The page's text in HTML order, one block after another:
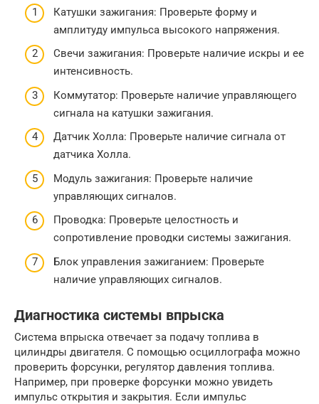
Катушки зажигания: Проверьте форму и
амплитуду импульса высокого напряжения.
Свечи зажигания: Проверьте наличие искры и ее
интенсивность.
Коммутатор: Проверьте наличие управляющего
сигнала на катушки зажигания.
Датчик Холла: Проверьте наличие сигнала от
датчика Холла.
Модуль зажигания: Проверьте наличие
управляющих сигналов.
Проводка: Проверьте целостность и
сопротивление проводки системы зажигания.
Блок управления зажиганием: Проверьте
наличие управляющих сигналов.
Диагностика системы впрыска
Система впрыска отвечает за подачу топлива в
цилиндры двигателя. С помощью осциллографа можно
проверить форсунки, регулятор давления топлива.
Например, при проверке форсунки можно увидеть
импульс открытия и закрытия. Если импульс